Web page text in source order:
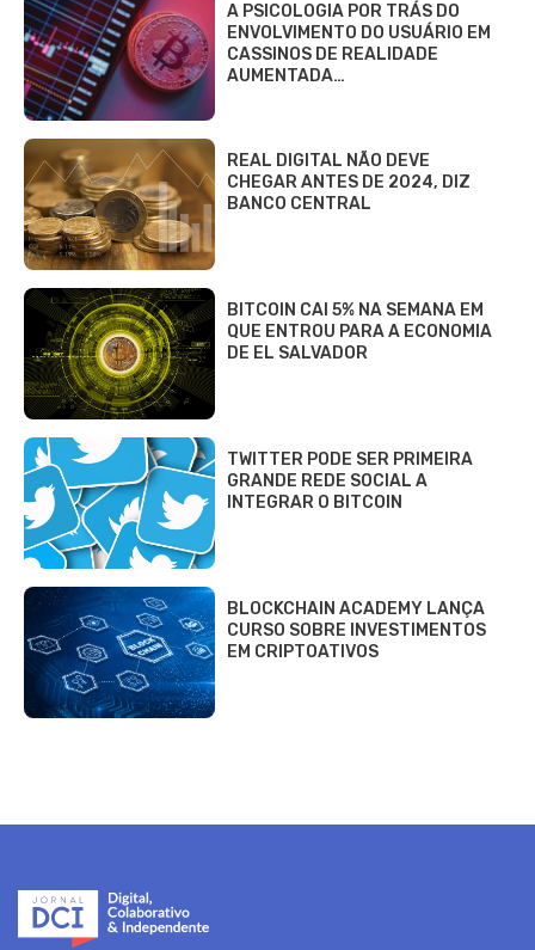
A PSICOLOGIA POR TRÁS DO
ENVOLVIMENTO DO USUÁRIO EM
CASSINOS DE REALIDADE
AUMENTADA…
REAL DIGITAL NÃO DEVE
CHEGAR ANTES DE 2024, DIZ
BANCO CENTRAL
BITCOIN CAI 5% NA SEMANA EM
QUE ENTROU PARA A ECONOMIA
DE EL SALVADOR
TWITTER PODE SER PRIMEIRA
GRANDE REDE SOCIAL A
INTEGRAR O BITCOIN
BLOCKCHAIN ACADEMY LANÇA
CURSO SOBRE INVESTIMENTOS
EM CRIPTOATIVOS